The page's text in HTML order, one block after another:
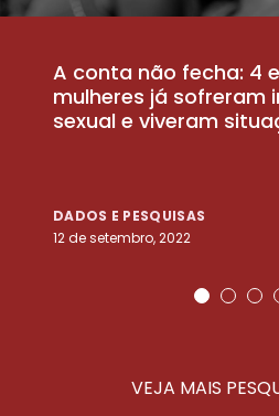
A conta não fecha: 4
mulheres já sofreram
sexual e viveram
DADOS E PESQUISAS
12 de setembro, 2022
VEJA MAIS